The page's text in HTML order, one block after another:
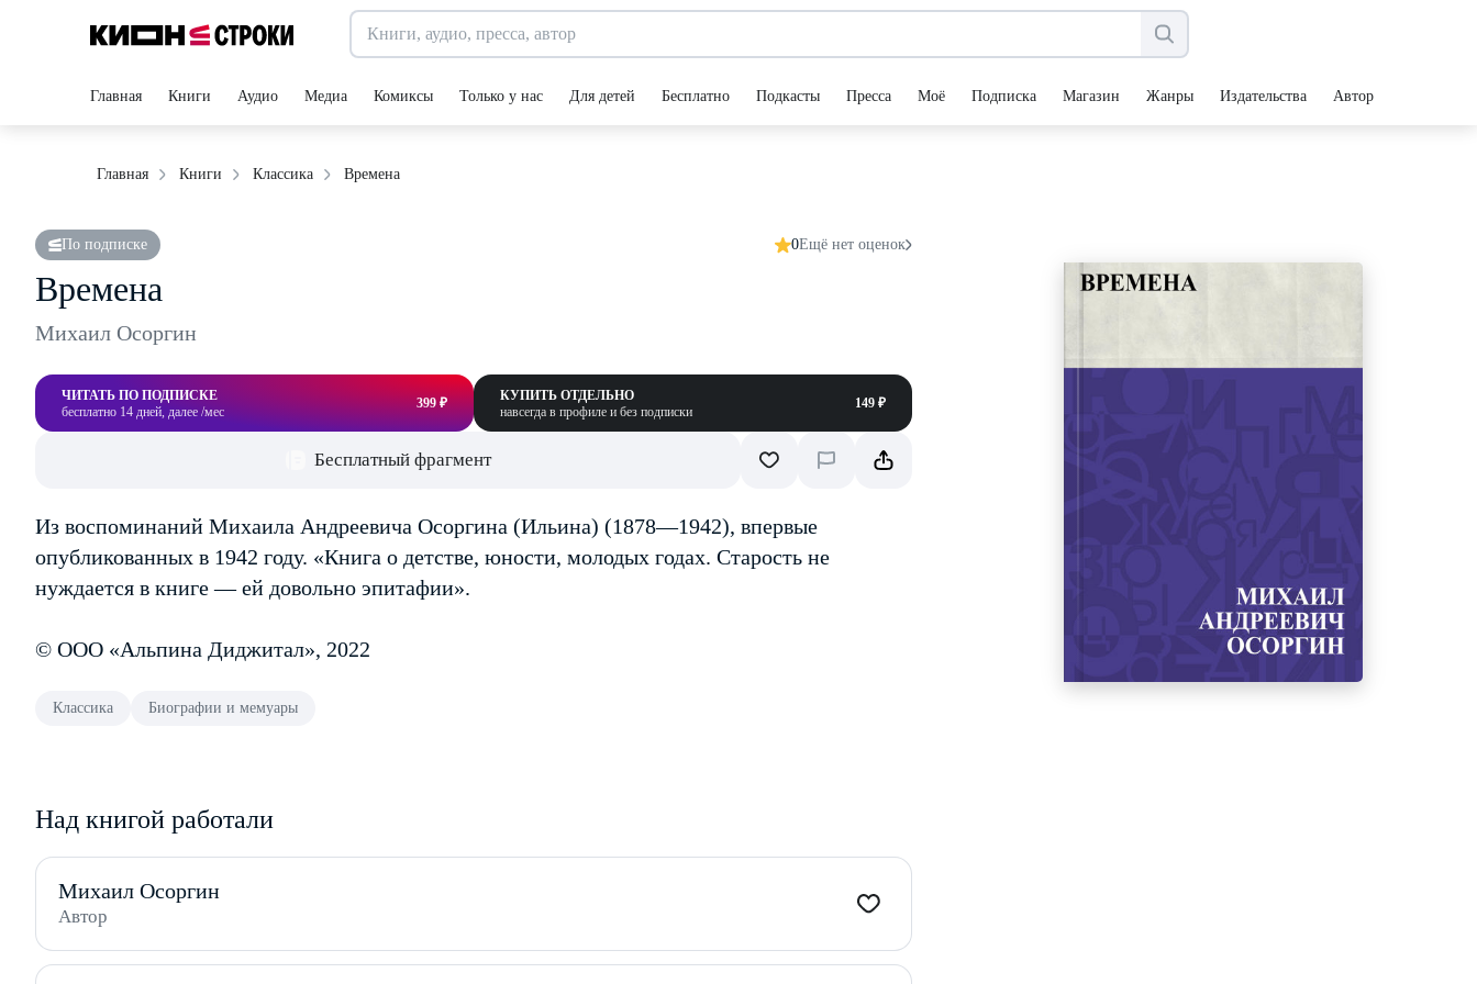
Главная Книги Аудио Медиа Комиксы Только у нас Для детей Бесплатно Подкасты Пресса Моё Подписка Магазин Жанры Издательства Авторы
Главная Книги Классика Времена
По подписке 0Ещё нет оценок
Времена
Михаил Осоргин
ЧИТАТЬ ПО ПОДПИСКЕ
бесплатно 14 дней, далее /мес
399 ₽
КУПИТЬ ОТДЕЛЬНО
навсегда в профиле и без подписки
149 ₽
Бесплатный фрагмент
Из воспоминаний Михаила Андреевича Осоргина (Ильина) (1878—1942), впервые
опубликованных в 1942 году. «Книга о детстве, юности, молодых годах. Старость не
нуждается в книге — ей довольно эпитафии».
© ООО «Альпина Диджитал», 2022
Классика Биографии и мемуары
Над книгой работали
Михаил Осоргин
Автор